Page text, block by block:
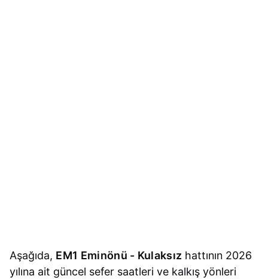
Aşağıda, EM1 Eminönü - Kulaksız hattının 2026
yılına ait güncel sefer saatleri ve kalkış yönleri